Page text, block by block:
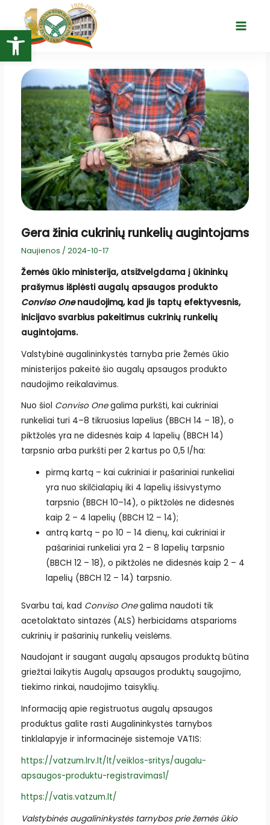
Open toolbar
turinio
Main
Gera žinia cukrinių runkelių augintojams
Naujienos / 2024-10-17
Žemės ūkio ministerija, atsižvelgdama į ūkininkų
prašymus išplėsti augalų apsaugos produkto
Conviso Onenaudojimą, kad jis taptų efektyvesnis,
inicijavo svarbius pakeitimus cukrinių runkelių
augintojams.
Valstybinė augalininkystės tarnyba prie Žemės ūkio
ministerijos pakeitė šio augalų apsaugos produkto
naudojimo reikalavimus.
Nuo šiol Conviso Onegalima purkšti, kai cukriniai
runkeliai turi 4–8 tikruosius lapelius (BBCH 14 – 18), o
piktžolės yra ne didesnės kaip 4 lapelių (BBCH 14)
tarpsnio arba purkšti per 2 kartus po 0,5 l/ha:
pirmą kartą – kai cukriniai ir pašariniai runkeliai
yra nuo skilčialapių iki 4 lapelių išsivystymo
tarpsnio (BBCH 10–14), o piktžolės ne didesnės
kaip 2 – 4 lapelių (BBCH 12 – 14);
antrą kartą – po 10 – 14 dienų, kai cukriniai ir
pašariniai runkeliai yra 2 – 8 lapelių tarpsnio
(BBCH 12 – 18), o piktžolės ne didesnės kaip 2 – 4
lapelių (BBCH 12 – 14) tarpsnio.
Svarbu tai, kad Conviso Onegalima naudoti tik
acetolaktato sintazės (ALS) herbicidams atsparioms
cukrinių ir pašarinių runkelių veislėms.
Naudojant ir saugant augalų apsaugos produktą būtina
griežtai laikytis Augalų apsaugos produktų saugojimo,
tiekimo rinkai, naudojimo taisyklių.
Informaciją apie registruotus augalų apsaugos
produktus galite rasti Augalininkystės tarnybos
tinklalapyje ir informacinėje sistemoje VATIS:
https://vatzum.lrv.lt/lt/veiklos-sritys/augalu-
apsaugos-produktu-registravimas1/
https://vatis.vatzum.lt/
Valstybinės augalininkystės tarnybos prie žemės ūkio